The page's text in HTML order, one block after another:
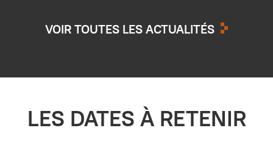
VOIR TOUTES LES ACTUALITÉS
LES DATES À RETENIR